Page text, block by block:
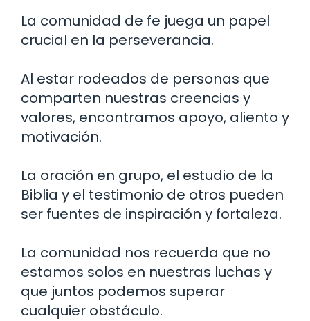
La comunidad de fe juega un papel
crucial en la perseverancia.
Al estar rodeados de personas que
comparten nuestras creencias y
valores, encontramos apoyo, aliento y
motivación.
La oración en grupo, el estudio de la
Biblia y el testimonio de otros pueden
ser fuentes de inspiración y fortaleza.
La comunidad nos recuerda que no
estamos solos en nuestras luchas y
que juntos podemos superar
cualquier obstáculo.